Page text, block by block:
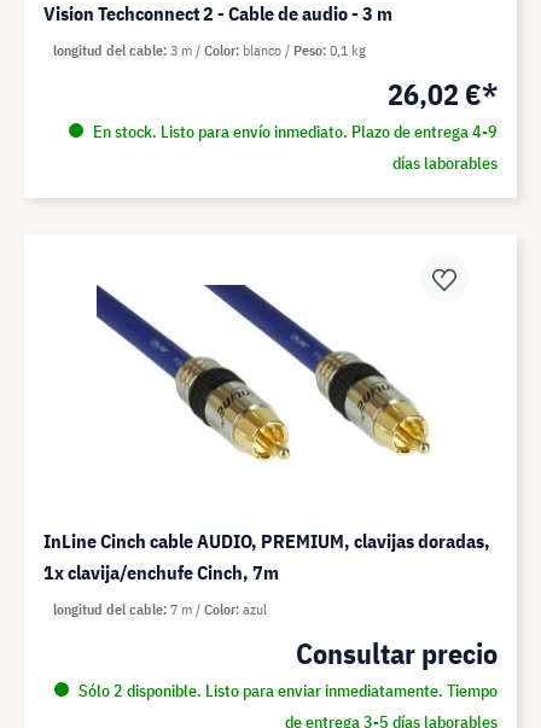
Vision Techconnect 2 - Cable de audio - 3 m
26,02 €*
En stock. Listo para envío inmediato. Plazo de entrega 4-9
días laborables
longitud del cable 3 m Color blanco Peso 0,1 kg
InLine Cinch cable AUDIO, PREMIUM, clavijas doradas,
1x clavija/enchufe Cinch, 7m
Consultar precio
Sólo 2 disponible. Listo para enviar inmediatamente. Tiempo
de entrega 3-5 días laborables
longitud del cable 7 m Color azul